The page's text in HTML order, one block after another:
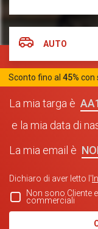
AUTO
Sconto fino al 45% con
La mia targa è
e la mia data di
La mia email è
Dichiaro di aver letto l'
Non sono Cliente
commerciali